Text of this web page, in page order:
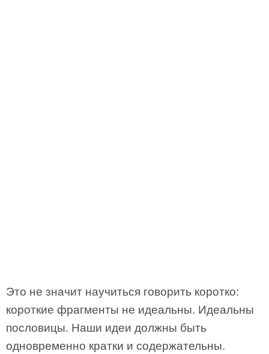
Это не значит научиться говорить коротко:
короткие фрагменты не идеальны. Идеальны
пословицы. Наши идеи должны быть
одновременно кратки и содержательны.